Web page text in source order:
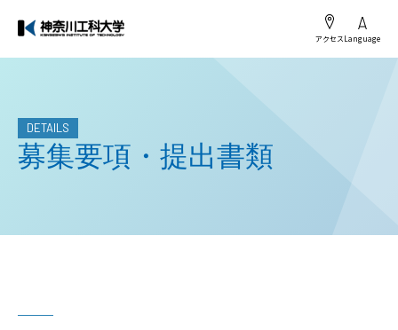
アクセスLanguage
DETAILS
募集要項・提出書類